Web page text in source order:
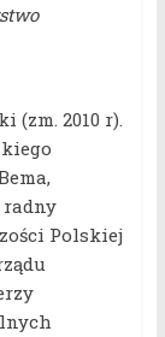
(zm. 2010 r).
radny
Polskiej